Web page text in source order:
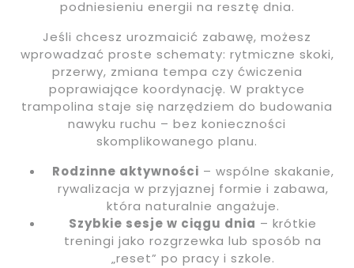
podniesieniu energii na resztę dnia.
Jeśli chcesz urozmaicić zabawę, możesz
wprowadzać proste schematy: rytmiczne skoki,
przerwy, zmiana tempa czy ćwiczenia
poprawiające koordynację. W praktyce
trampolina staje się narzędziem do budowania
nawyku ruchu – bez konieczności
skomplikowanego planu.
Rodzinne aktywności – wspólne skakanie,
rywalizacja w przyjaznej formie i zabawa,
która naturalnie angażuje.
Szybkie sesje w ciągu dnia – krótkie
treningi jako rozgrzewka lub sposób na
„reset” po pracy i szkole.